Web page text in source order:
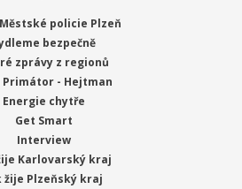
policie Plzeň
bezpečně
zprávy z regionů
Primátor - Hejtman
Energie chytře
Get Smart
Interview
Karlovarský kraj
žije Plzeňský kraj